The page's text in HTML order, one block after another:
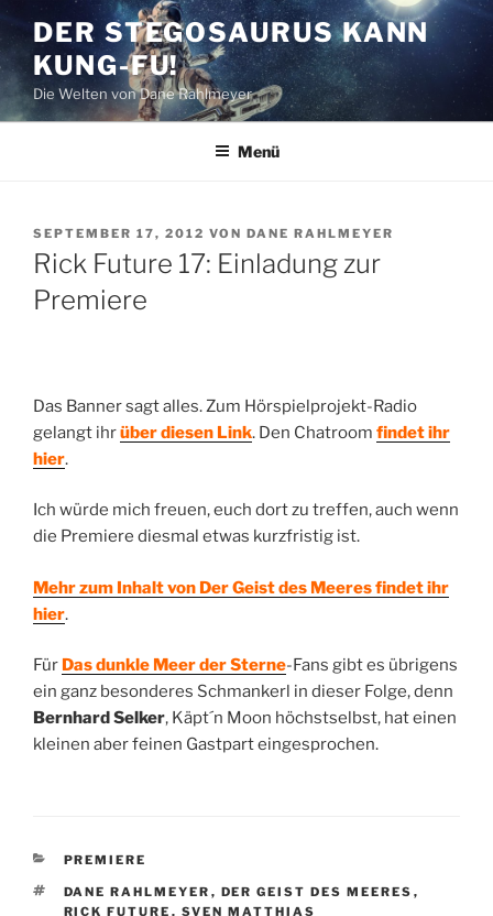
Zum
Inhalt
springen
DER STEGOSAURUS KANN
KUNG-FU!
Die Welten von Dane Rahlmeyer
Menü
VERÖFFENTLICHT
AM
SEPTEMBER 17, 2012 VON DANE RAHLMEYER
Rick Future 17: Einladung zur
Premiere
Das Banner sagt alles. Zum Hörspielprojekt-Radio
gelangt ihrüber diesen Link. Den Chatroom findet ihr
hier.
Ich würde mich freuen, euch dort zu treffen, auch wenn
die Premiere diesmal etwas kurzfristig ist.
Mehr zum Inhalt von Der Geist des Meeres findet ihr
hier.
Für Das dunkle Meer der Sterne-Fans gibt es übrigens
ein ganz besonderes Schmankerl in dieser Folge, denn
Bernhard Selker, Käpt´n Moon höchstselbst, hat einen
kleinen aber feinen Gastpart eingesprochen.
KATEGORIEN
PREMIERE
SCHLAGWÖRTER
DANE RAHLMEYER , DER GEIST DES MEERES ,
RICK FUTURE , SVEN MATTHIAS